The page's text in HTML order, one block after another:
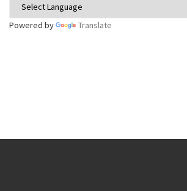
Powered by Translate